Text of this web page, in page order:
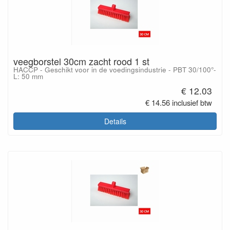
veegborstel 30cm zacht rood 1 st
HACCP - Geschikt voor in de voedingsindustrie - PBT 30/100°-
L: 50 mm
€ 12.03
€ 14.56 inclusief btw
Details